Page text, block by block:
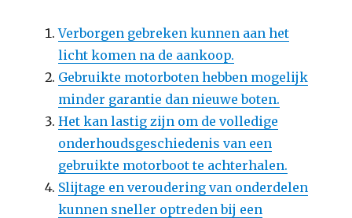
Verborgen gebreken kunnen aan het
licht komen na de aankoop.
Gebruikte motorboten hebben mogelijk
minder garantie dan nieuwe boten.
Het kan lastig zijn om de volledige
onderhoudsgeschiedenis van een
gebruikte motorboot te achterhalen.
Slijtage en veroudering van onderdelen
kunnen sneller optreden bij een